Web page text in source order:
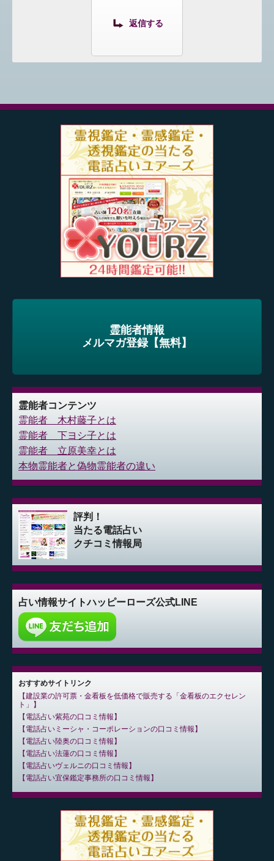
返信する
霊能者情報
メルマガ登録【無料】
霊能者コンテンツ
霊能者 木村藤子とは
霊能者 下ヨシ子とは
霊能者 立原美幸とは
本物霊能者と偽物霊能者の違い
評判！
当たる電話占い
クチコミ情報局
占い情報サイトハッピーローズ公式LINE
おすすめサイトリンク
建設業の許可票・金看板を低価格で販売する「金看板のエクセレン
ト」
電話占い紫苑の口コミ情報
電話占いミーシャ・コーポレーションの口コミ情報
電話占い陸奥の口コミ情報
電話占い法蓮の口コミ情報
電話占いヴェルニの口コミ情報
電話占い宜保鑑定事務所の口コミ情報